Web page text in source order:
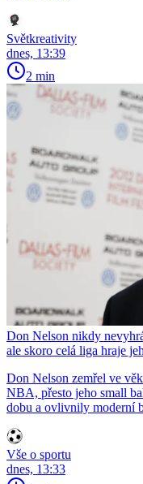
Světkreativity
dnes, 13:39
2 min
Don Nelson nikdy
ale skoro celá liga hraje
Don Nelson zemřel ve
NBA, přesto jeho small
dobu a ovlivnily moderní
Vše o sportu
dnes, 13:33